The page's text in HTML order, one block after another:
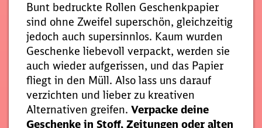
Bunt bedruckte Rollen Geschenkpapier
sind ohne Zweifel superschön, gleichzeitig
jedoch auch supersinnlos. Kaum wurden
Geschenke liebevoll verpackt, werden sie
auch wieder aufgerissen, und das Papier
fliegt in den Müll. Also lass uns darauf
verzichten und lieber zu kreativen
Alternativen greifen. Verpacke deine
Geschenke in Stoff, Zeitungen oder alten